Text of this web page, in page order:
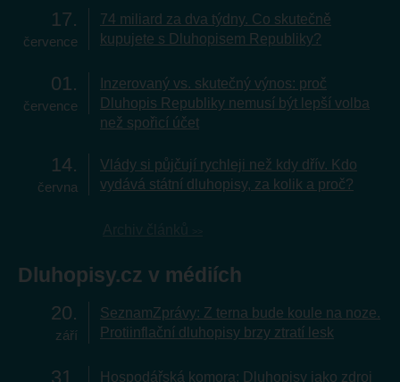
17
července
74 miliard za dva týdny. Co skutečně
kupujete s Dluhopisem Republiky?
01
července
Inzerovaný vs. skutečný výnos: proč
Dluhopis Republiky nemusí být lepší volba
než spořicí účet
14
června
Vlády si půjčují rychleji než kdy dřív. Kdo
vydává státní dluhopisy, za kolik a proč?
Dluhopisy.cz v médiích
20
září
SeznamZprávy: Z terna bude koule na noze.
Protiinflační dluhopisy brzy ztratí lesk
31 Hospodářská komora: Dluhopisy jako zdroj